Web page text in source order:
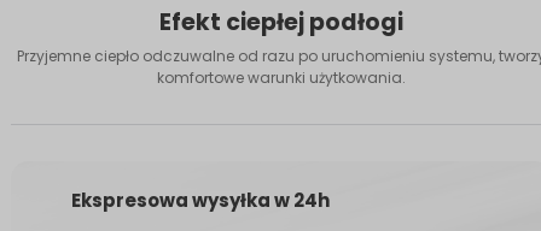
Efekt ciepłej podłogi
Przyjemne ciepło odczuwalne od razu po uruchomieniu systemu,
komfortowe warunki użytkowania.
Ekspresowa wysyłka w 24h